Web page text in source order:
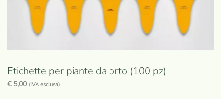
Etichette per piante da orto (100 pz)
€5,00 (IVA esclusa)